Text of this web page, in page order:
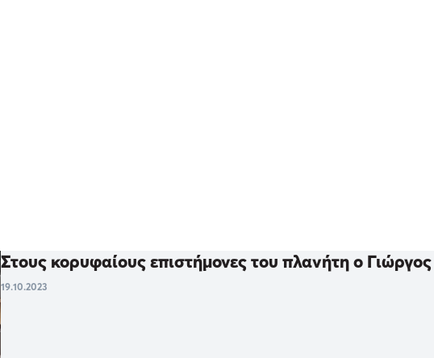
Στους κορυφαίους επιστήμονες του πλανήτη ο
19.10.2023